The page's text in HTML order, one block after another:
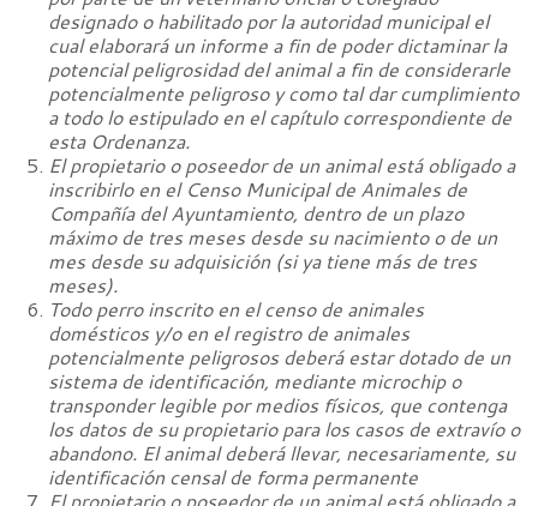
designado o habilitado por la autoridad municipal el
cual elaborará un informe a fin de poder dictaminar la
potencial peligrosidad del animal a fin de considerarle
potencialmente peligroso y como tal dar cumplimiento
a todo lo estipulado en el capítulo correspondiente de
esta Ordenanza.
El propietario o poseedor de un animal está obligado a
inscribirlo en el Censo Municipal de Animales de
Compañía del Ayuntamiento, dentro de un plazo
máximo de tres meses desde su nacimiento o de un
mes desde su adquisición (si ya tiene más de tres
meses).
Todo perro inscrito en el censo de animales
domésticos y/o en el registro de animales
potencialmente peligrosos deberá estar dotado de un
sistema de identificación, mediante microchip o
transponder legible por medios físicos, que contenga
los datos de su propietario para los casos de extravío o
abandono. El animal deberá llevar, necesariamente, su
identificación censal de forma permanente